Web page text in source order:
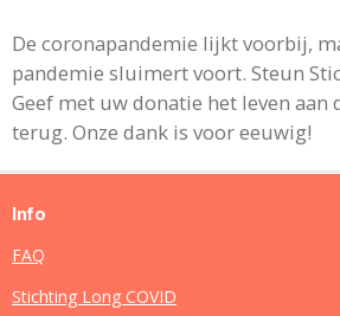
De coronapandemie lijkt voorbij,
pandemie sluimert voort. Steun
Geef met uw donatie het leven aan
terug. Onze dank is voor eeuwig!
Info
FAQ
Stichting Long COVID